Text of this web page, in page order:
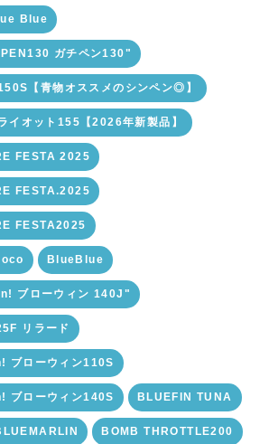
Blue
ガチペン130"
【青物オススメのシンペン◎】
オット155【2026年新製品】
FESTA 2025
FESTA.2025
FESTA2025
BlueBlue
ブローウィン 140J"
リラード
ローウィン110S
ローウィン140S BLUEFIN TUNA
BOMB THROTTLE200